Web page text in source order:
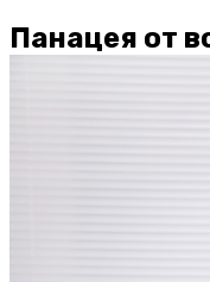
Панацея от